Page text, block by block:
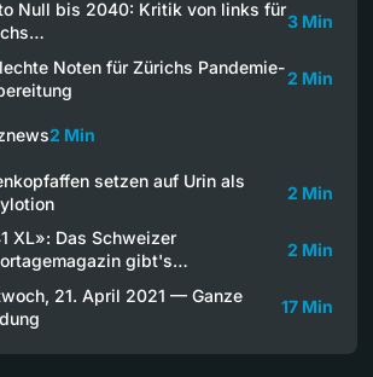
Null bis 2040: Kritik von links für
3 Min
Noten für Zürichs Pandemie-
2 Min
2 Min
setzen auf Urin als
2 Min
XL»: Das Schweizer
gibt's…
2 Min
21. April 2021 — Ganze
17 Min